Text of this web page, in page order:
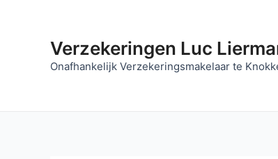
Verzekeringen Luc
Onafhankelijk Verzekeringsmakelaar te